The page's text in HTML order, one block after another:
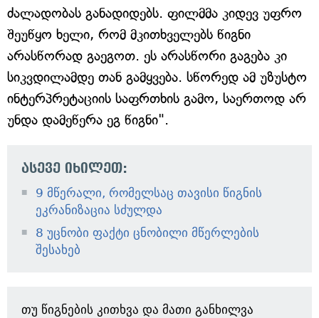
ძალადობას განადიდებს. ფილმმა კიდევ უფრო
შეუწყო ხელი, რომ მკითხველებს წიგნი
არასწორად გაეგოთ. ეს არასწორი გაგება კი
სიკვდილამდე თან გამყვება. სწორედ ამ უზუსტო
ინტერპრეტაციის საფრთხის გამო, საერთოდ არ
უნდა დამეწერა ეგ წიგნი".
ასევე იხილეთ:
9 მწერალი, რომელსაც თავისი წიგნის
ეკრანიზაცია სძულდა
8 უცნობი ფაქტი ცნობილი მწერლების
შესახებ
თუ წიგნების კითხვა და მათი განხილვა